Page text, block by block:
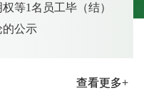
等1名员工毕（结）
的公示
查看更多+
查看更多+